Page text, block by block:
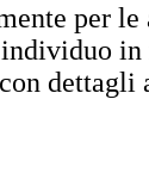
per
dettagli